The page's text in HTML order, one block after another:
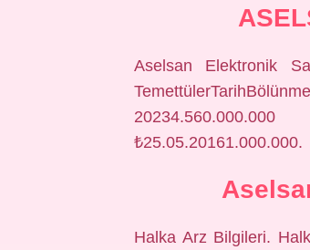
Aselsan Elektronik
20234.560.000.000
₺25.05.20161.000.000.
Halka Arz Bilgileri.